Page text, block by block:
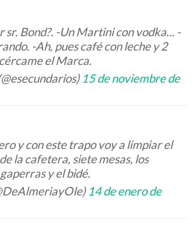
sr. Bond?. -Un Martini con vodka... -
-Ah, pues café con leche y 2
el Marca.
15 de noviembre de
y con este trapo voy a limpiar el
la cafetera, siete mesas, los
y el bidé.
14 de enero de